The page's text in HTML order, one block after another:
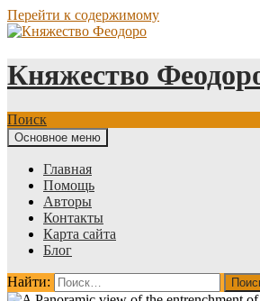
Перейти к содержимому
Княжество
Поиск
Основное меню
Главная
Помощь
Авторы
Контакты
Карта сайта
Блог
Найти: